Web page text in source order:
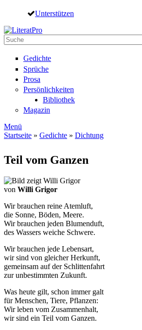
Direkt zum Inhalt
Unterstützen
Suche
Gedichte
Sprüche
Prosa
Persönlichkeiten
Bibliothek
Magazin
Menü
Startseite » Gedichte » Dichtung
Teil vom Ganzen
von Willi Grigor
Wir brauchen reine Atemluft,
die Sonne, Böden, Meere.
Wir brauchen jeden Blumenduft,
des Wassers weiche Schwere.
Wir brauchen jede Lebensart,
wir sind von gleicher Herkunft,
gemeinsam auf der Schlittenfahrt
zur unbestimmten Zukunft.
Was heute gilt, schon immer galt
für Menschen, Tiere, Pflanzen:
Wir leben vom Zusammenhalt,
wir sind ein Teil vom Ganzen.